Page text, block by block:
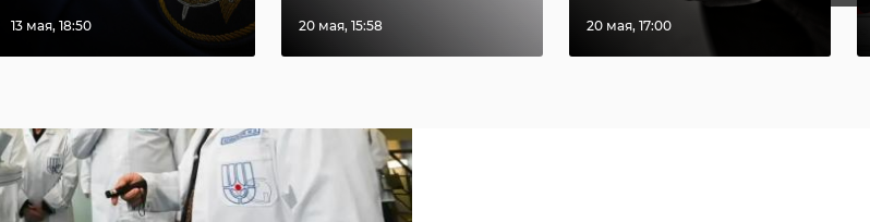
13 мая, 18:50 20 мая, 15:58 20 мая, 17:00